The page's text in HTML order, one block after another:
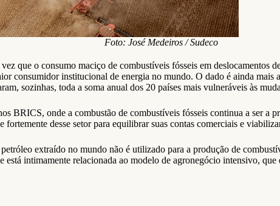
Foto: José Medeiros / Sudeco
que o consumo maciço de combustíveis fósseis em deslocamentos
consumidor institucional de energia no mundo. O dado é ainda mais
sozinhas, toda a soma anual dos 20 países mais vulneráveis às
BRICS, onde a combustão de combustíveis fósseis continua a ser a
desse setor para equilibrar suas contas comerciais e
extraído no mundo não é utilizado para a produção de
intimamente relacionada ao modelo de agronegócio intensivo,